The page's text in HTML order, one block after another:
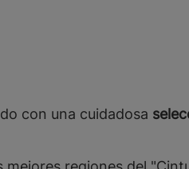
con una cuidadosa